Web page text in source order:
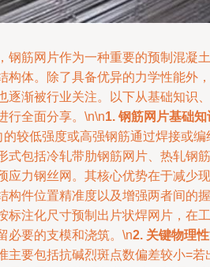
钢筋网片作为一种重要的预制混凝土
构体。除了具备优异的力学性能外，
逐渐被行业关注。以下从基础知识、
行全面分享。\n\n1. 钢筋网片基础知
较低强度或高强钢筋通过焊接或编
式包括冷轧带肋钢筋网片、热轧钢筋
应力钢丝网。其核心优势在于减少现
构件位置精准度以及增强两者间的握
标注化尺寸预制出片状焊网片，在工
必要的支模和浇筑。\n2. 关键物理
主要包括抗碱烈斑点数偏差较小=若